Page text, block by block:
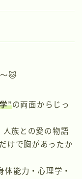
🐱
”の両面からじっ
人族との愛の物語
けで胸があったか
体能力・心理学・